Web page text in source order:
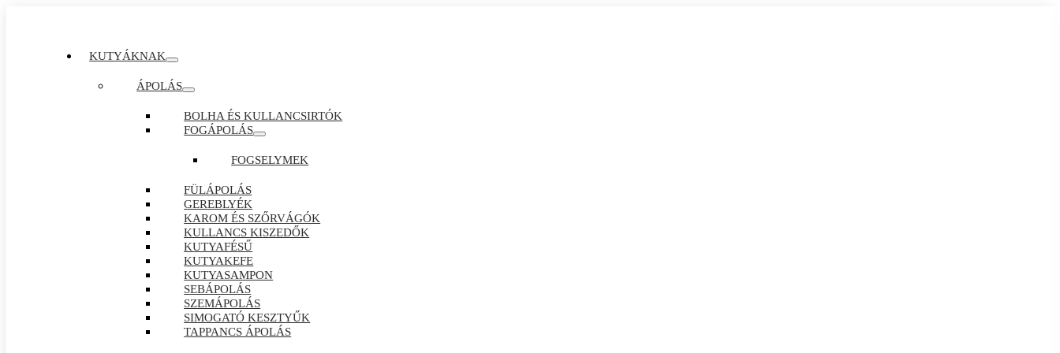
KUTYÁKNAK
ÁPOLÁS
BOLHA ÉS KULLANCSIRTÓK
FOGÁPOLÁS
FOGSELYMEK
FÜLÁPOLÁS
GEREBLYÉK
KAROM ÉS SZŐRVÁGÓK
KULLANCS KISZEDŐK
KUTYAFÉSŰ
KUTYAKEFE
KUTYASAMPON
SEBÁPOLÁS
SZEMÁPOLÁS
SIMOGATÓ KESZTYŰK
TAPPANCS ÁPOLÁS